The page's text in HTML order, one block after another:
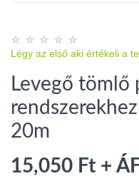
Légy az első aki értékeli a
Levegő tömlő
20m
15,050 Ft +